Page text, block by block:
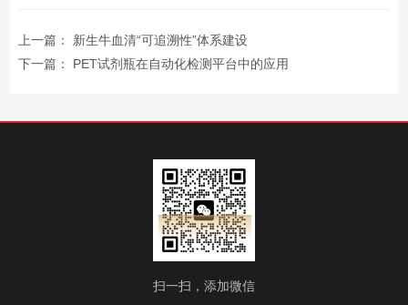
上一篇： 新生牛血清“可追溯性”体系建设
下一篇： PET试剂瓶在自动化检测平台中的应用
扫一扫，添加微信